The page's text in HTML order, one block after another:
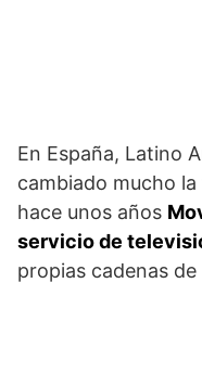
En España, Latino
cambiado mucho
hace unos años
servicio de
propias cadenas de